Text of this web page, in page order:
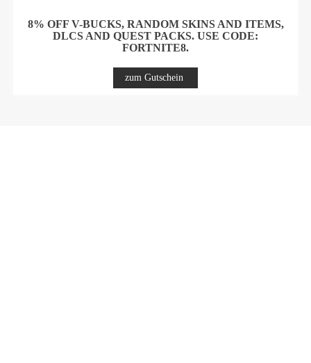
8% OFF V-BUCKS, RANDOM SKINS AND ITEMS,
DLCS AND QUEST PACKS. USE CODE:
FORTNITE8.
zum Gutschein